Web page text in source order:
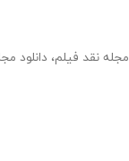
مجله نقد فیلم، دانلود